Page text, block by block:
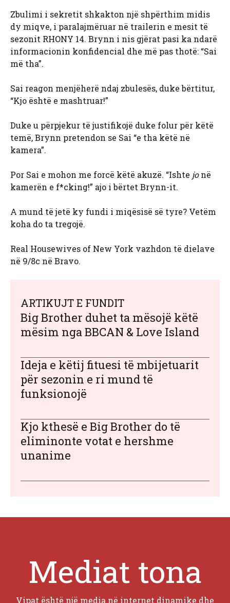
Zbulimi i sekretit shkakton një shpërthim midis
dy miqve, i paralajmëruar në trailerin e mesit të
sezonit RHONY 14. Brynn i nis gjërat pasi ka ndarë
informacionin konfidencial dhe më pas thotë: “Sai
më tha”.
Sai reagon menjëherë ndaj zbulesës, duke bërtitur,
“Kjo është e mashtruar!”
Duke u përpjekur të justifikojë duke folur për këtë
temë, Brynn pretendon se Sai “e tha këtë në
kamera”.
Por Sai e mohon me forcë këtë akuzë. “Ishte jonë
kamerën e f*cking!” ajo i bërtet Brynn-it.
A mund të jetë ky fundi i miqësisë së tyre? Vetëm
koha do ta tregojë.
Real Housewives of New York vazhdon të dielave
në 9/8c në Bravo.
ARTIKUJT E FUNDIT
Big Brother duhet ta mësojë këtë
mësim nga BBCAN & Love Island
Ideja e këtij fituesi të mbijetuarit
për sezonin e ri mund të
funksionojë
Kjo kthesë e Big Brother do të
eliminonte votat e hershme
unanime
Mediat tona
Vipat është një media në internet dinamike dhe